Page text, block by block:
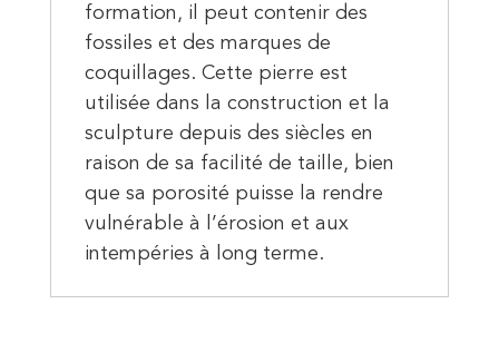
formation, il peut contenir des
fossiles et des marques de
coquillages. Cette pierre est
utilisée dans la construction et la
sculpture depuis des siècles en
raison de sa facilité de taille, bien
que sa porosité puisse la rendre
vulnérable à l’érosion et aux
intempéries à long terme.